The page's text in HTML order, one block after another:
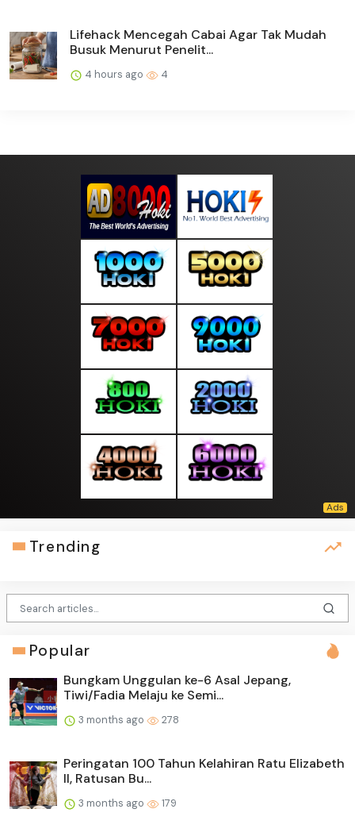
Lifehack Mencegah Cabai Agar Tak Mudah
Busuk Menurut Penelit...
4 hours ago 4
Trending
Popular
Bungkam Unggulan ke-6 Asal Jepang,
Tiwi/Fadia Melaju ke Semi...
3 months ago 278
Peringatan 100 Tahun Kelahiran Ratu Elizabeth
II, Ratusan Bu...
3 months ago 179